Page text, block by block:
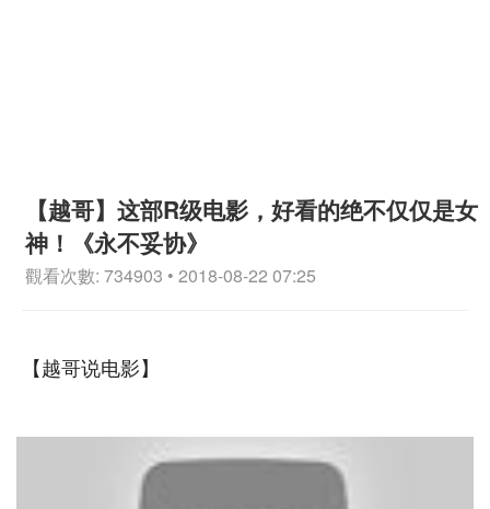
【越哥】这部R级电影，好看的绝不仅仅是女
神！《永不妥协》
觀看次數: 734903 • 2018-08-22 07:25
【越哥说电影】